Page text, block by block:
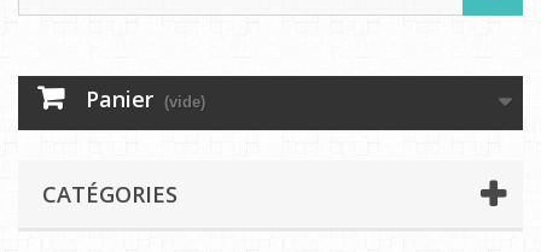
Panier (vide)
CATÉGORIES